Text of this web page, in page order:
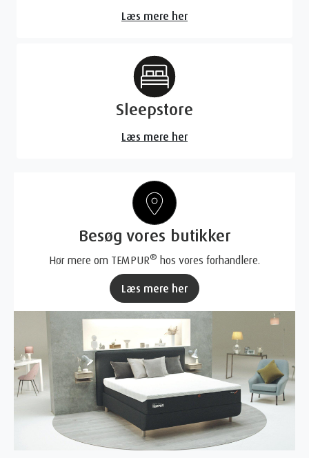
Læs mere her
Sleepstore
Læs mere her
Besøg vores butikker
Hør mere om TEMPUR® hos vores forhandlere.
Læs mere her